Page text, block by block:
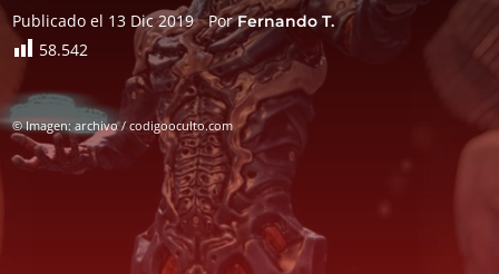
Publicado el 13 Dic 2019 PorFernando T.
58.542
© Imagen: archivo / codigooculto.com